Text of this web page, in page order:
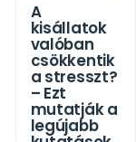
A
kisállatok
valóban
csökkentik
a stresszt?
– Ezt
mutatják a
legújabb